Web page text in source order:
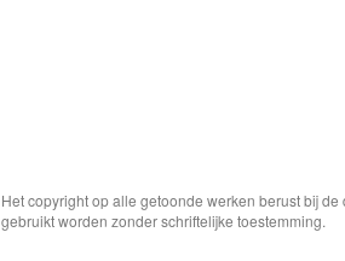
Het copyright op alle getoonde werken berust bij
gebruikt worden zonder schriftelijke toestemming.